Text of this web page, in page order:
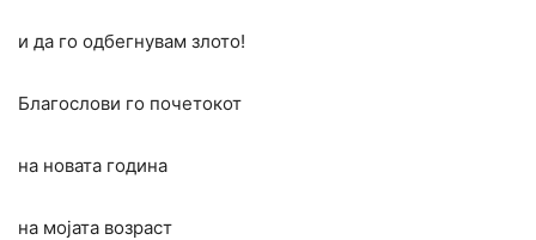
и да го одбегнувам злото!
Благослови го почетокот
на новата година
на мојата возраст